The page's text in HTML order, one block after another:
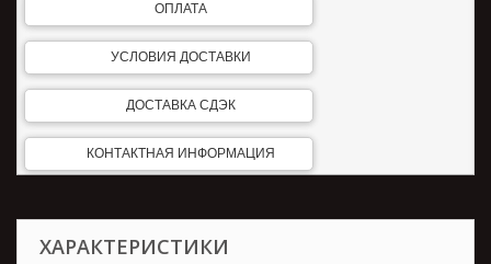
ОПЛАТА
УСЛОВИЯ ДОСТАВКИ
ДОСТАВКА СДЭК
КОНТАКТНАЯ ИНФОРМАЦИЯ
ХАРАКТЕРИСТИКИ